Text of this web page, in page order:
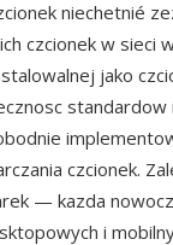
niechetnié
czcionek w sieci
jako
czcionek.
— kazda
i